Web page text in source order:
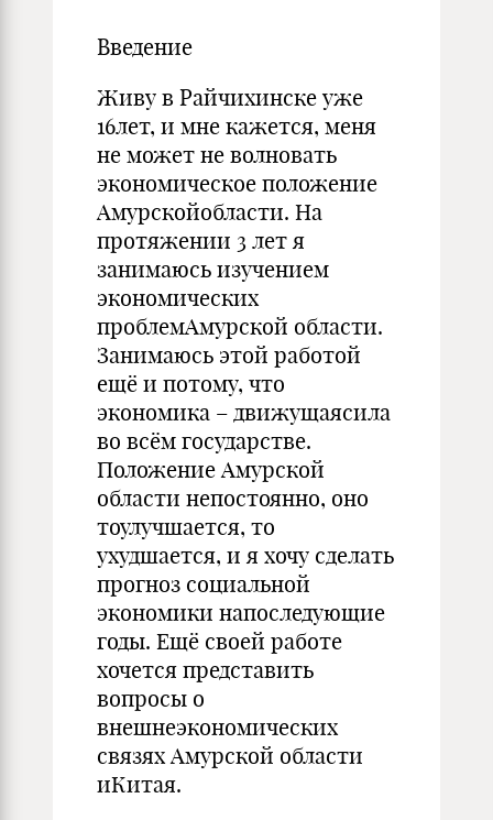
Введение
Живу в Райчихинске уже
16лет, и мне кажется, меня
не может не волновать
экономическое положение
Амурскойобласти. На
протяжении 3 лет я
занимаюсь изучением
экономических
проблемАмурской области.
Занимаюсь этой работой
ещё и потому, что
экономика – движущаясила
во всём государстве.
Положение Амурской
области непостоянно, оно
тоулучшается, то
ухудшается, и я хочу сделать
прогноз социальной
экономики напоследующие
годы. Ещё своей работе
хочется представить
вопросы о
внешнеэкономических
связях Амурской области
иКитая.